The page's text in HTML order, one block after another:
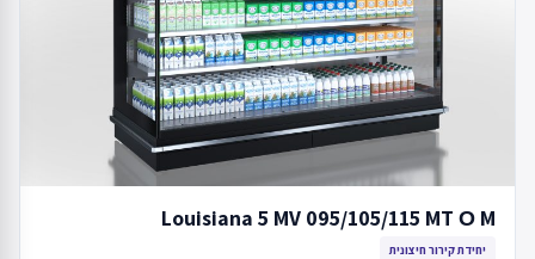
Louisiana 5 MV 095/105/115 MT О M
יחידת קירור חיצונית